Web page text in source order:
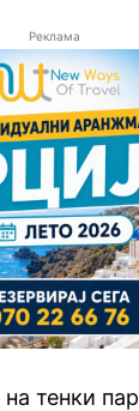
Реклама
тенки